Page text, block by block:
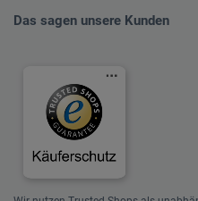
Das sagen unsere Kunden